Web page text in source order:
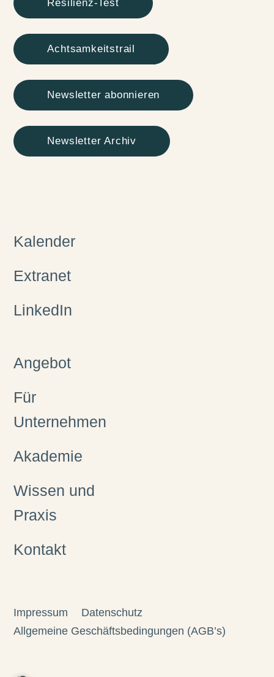
Resilienz-Test
Achtsamkeitstrail
Newsletter abonnieren
Newsletter Archiv
Kalender
Extranet
LinkedIn
Angebot
Für
Unternehmen
Akademie
Wissen und
Praxis
Kontakt
Impressum
Datenschutz
Allgemeine Geschäftsbedingungen (AGB’s)